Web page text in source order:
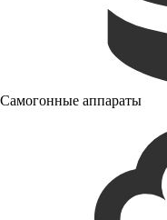
Самогонные аппараты